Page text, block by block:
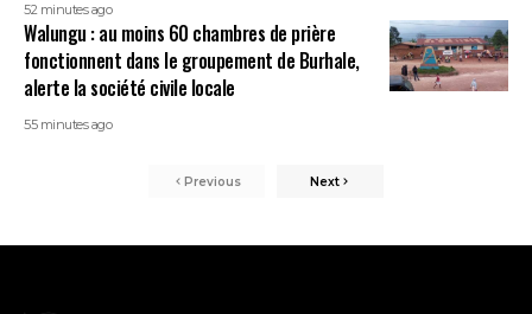
52 minutes ago
Walungu : au moins 60 chambres de prière
fonctionnent dans le groupement de Burhale,
alerte la société civile locale
55 minutes ago
Previous Next